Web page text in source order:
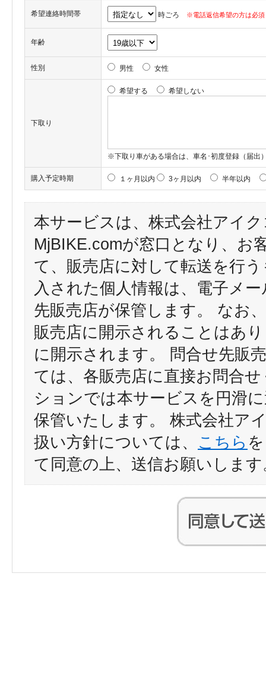
希望連絡時間帯 時ごろ ※電話返信希望の方は必須
年齢
性別 男性 女性
下取り
希望する 希望しない
※下取り車がある場合は、車名･初度登録（届出
購入予定時期 １ヶ月以内 3ヶ月以内 半年以内
本サービスは、株式会社アイ
MjBIKE.comが窓口となり、お
て、販売店に対して転送を行
入された個人情報は、電子メ
先販売店が保管します。 なお
販売店に開示されることはあ
に開示されます。 問合せ先販
ては、各販売店に直接お問合
ションでは本サービスを円滑
保管いたします。 株式会社ア
扱い方針については、 こちら
て同意の上、送信お願いします